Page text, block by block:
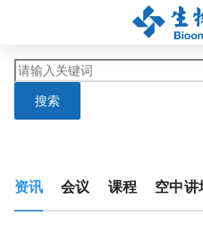
搜索
资讯 会议 课程 空中讲